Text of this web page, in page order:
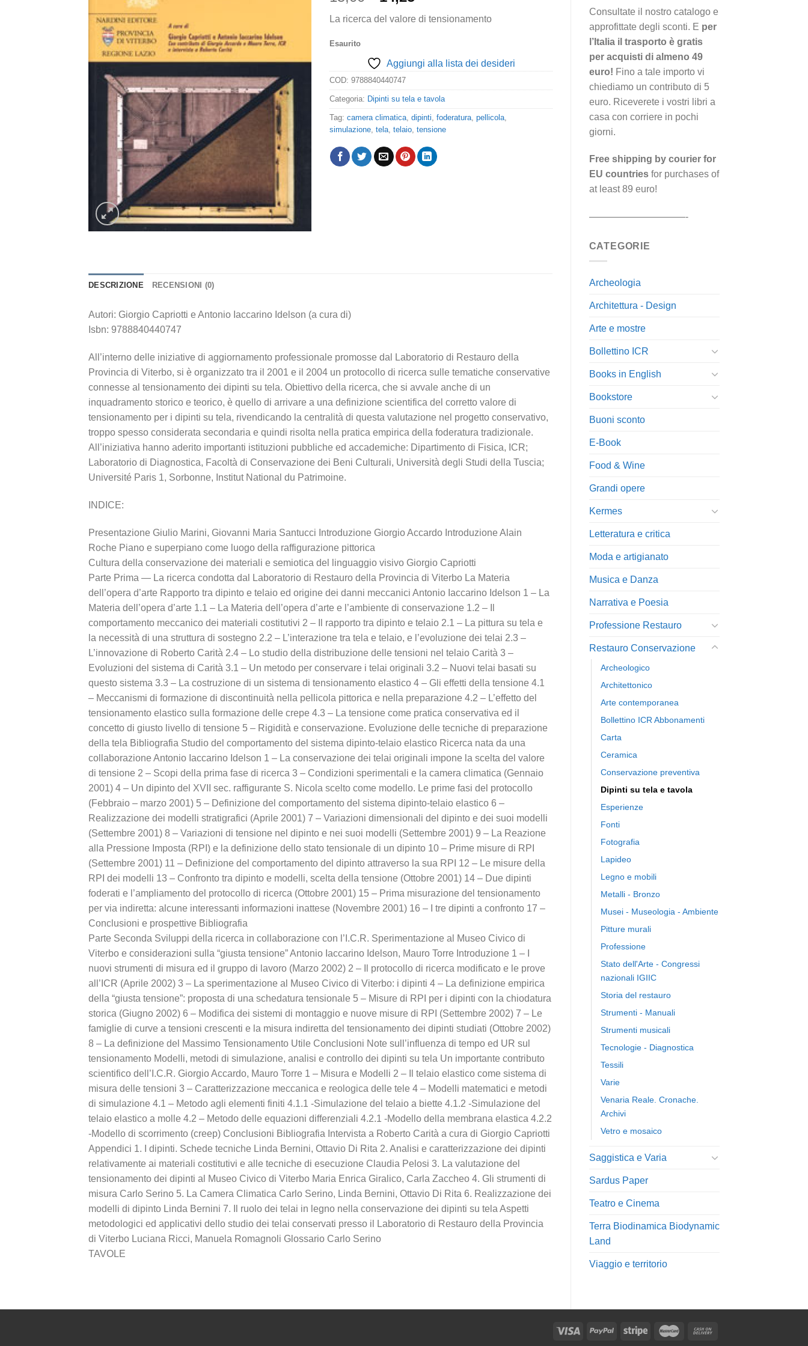
Consultate il nostro catalogo e
approfittate degli sconti. E per
l’Italia il trasporto è gratis
per acquisti di almeno 49
euro! Fino a tale importo vi
chiediamo un contributo di 5
euro. Riceverete i vostri libri a
casa con corriere in pochi
giorni.
Free shipping by courier for
EU countriesfor purchases of
at least 89 euro!
——————————-
CATEGORIE
Archeologia
Architettura - Design
Arte e mostre
Bollettino ICR
Books in English
Bookstore
Buoni sconto
E-Book
Food & Wine
Grandi opere
Kermes
Letteratura e critica
Moda e artigianato
Musica e Danza
Narrativa e Poesia
Professione Restauro
Restauro Conservazione
Archeologico
Architettonico
Arte contemporanea
Bollettino ICR Abbonamenti
Carta
Ceramica
Conservazione preventiva
Dipinti su tela e tavola
Esperienze
Fonti
Fotografia
Lapideo
Legno e mobili
Metalli - Bronzo
Musei - Museologia - Ambiente
Pitture murali
Professione
Stato dell'Arte - Congressi
nazionali IGIIC
Storia del restauro
Strumenti - Manuali
Strumenti musicali
Tecnologie - Diagnostica
Tessili
Varie
Venaria Reale. Cronache.
Archivi
Vetro e mosaico
Saggistica e Varia
Sardus Paper
Teatro e Cinema
Terra Biodinamica Biodynamic
Land
Viaggio e territorio
originale
15,00€.
attuale
La ricerca del valore di tensionamento
Esaurito
Aggiungi alla lista dei desideri
COD: 9788840440747
Categoria: Dipinti su tela e tavola
Tag: camera climatica, dipinti, foderatura, pellicola,
simulazione, tela, telaio, tensione
DESCRIZIONE RECENSIONI (0)
Autori: Giorgio Capriotti e Antonio Iaccarino Idelson (a cura di)
Isbn: 9788840440747
All’interno delle iniziative di aggiornamento professionale promosse dal Laboratorio di Restauro della
Provincia di Viterbo, si è organizzato tra il 2001 e il 2004 un protocollo di ricerca sulle tematiche conservative
connesse al tensionamento dei dipinti su tela. Obiettivo della ricerca, che si avvale anche di un
inquadramento storico e teorico, è quello di arrivare a una definizione scientifica del corretto valore di
tensionamento per i dipinti su tela, rivendicando la centralità di questa valutazione nel progetto conservativo,
troppo spesso considerata secondaria e quindi risolta nella pratica empirica della foderatura tradizionale.
All’iniziativa hanno aderito importanti istituzioni pubbliche ed accademiche: Dipartimento di Fisica, ICR;
Laboratorio di Diagnostica, Facoltà di Conservazione dei Beni Culturali, Università degli Studi della Tuscia;
Université Paris 1, Sorbonne, Institut National du Patrimoine.
INDICE:
Presentazione Giulio Marini, Giovanni Maria Santucci Introduzione Giorgio Accardo Introduzione Alain
Roche Piano e superpiano come luogo della raffigurazione pittorica
Cultura della conservazione dei materiali e semiotica del linguaggio visivo Giorgio Capriotti
Parte Prima — La ricerca condotta dal Laboratorio di Restauro della Provincia di Viterbo La Materia
dell’opera d’arte Rapporto tra dipinto e telaio ed origine dei danni meccanici Antonio Iaccarino Idelson 1 – La
Materia dell’opera d’arte 1.1 – La Materia dell’opera d’arte e l’ambiente di conservazione 1.2 – Il
comportamento meccanico dei materiali costitutivi 2 – Il rapporto tra dipinto e telaio 2.1 – La pittura su tela e
la necessità di una struttura di sostegno 2.2 – L’interazione tra tela e telaio, e l’evoluzione dei telai 2.3 –
L’innovazione di Roberto Carità 2.4 – Lo studio della distribuzione delle tensioni nel telaio Carità 3 –
Evoluzioni del sistema di Carità 3.1 – Un metodo per conservare i telai originali 3.2 – Nuovi telai basati su
questo sistema 3.3 – La costruzione di un sistema di tensionamento elastico 4 – Gli effetti della tensione 4.1
– Meccanismi di formazione di discontinuità nella pellicola pittorica e nella preparazione 4.2 – L’effetto del
tensionamento elastico sulla formazione delle crepe 4.3 – La tensione come pratica conservativa ed il
concetto di giusto livello di tensione 5 – Rigidità e conservazione. Evoluzione delle tecniche di preparazione
della tela Bibliografia Studio del comportamento del sistema dipinto-telaio elastico Ricerca nata da una
collaborazione Antonio Iaccarino Idelson 1 – La conservazione dei telai originali impone la scelta del valore
di tensione 2 – Scopi della prima fase di ricerca 3 – Condizioni sperimentali e la camera climatica (Gennaio
2001) 4 – Un dipinto del XVII sec. raffigurante S. Nicola scelto come modello. Le prime fasi del protocollo
(Febbraio – marzo 2001) 5 – Definizione del comportamento del sistema dipinto-telaio elastico 6 –
Realizzazione dei modelli stratigrafici (Aprile 2001) 7 – Variazioni dimensionali del dipinto e dei suoi modelli
(Settembre 2001) 8 – Variazioni di tensione nel dipinto e nei suoi modelli (Settembre 2001) 9 – La Reazione
alla Pressione Imposta (RPI) e la definizione dello stato tensionale di un dipinto 10 – Prime misure di RPI
(Settembre 2001) 11 – Definizione del comportamento del dipinto attraverso la sua RPI 12 – Le misure della
RPI dei modelli 13 – Confronto tra dipinto e modelli, scelta della tensione (Ottobre 2001) 14 – Due dipinti
foderati e l’ampliamento del protocollo di ricerca (Ottobre 2001) 15 – Prima misurazione del tensionamento
per via indiretta: alcune interessanti informazioni inattese (Novembre 2001) 16 – I tre dipinti a confronto 17 –
Conclusioni e prospettive Bibliografia
Parte Seconda Sviluppi della ricerca in collaborazione con l’I.C.R. Sperimentazione al Museo Civico di
Viterbo e considerazioni sulla “giusta tensione” Antonio Iaccarino Idelson, Mauro Torre Introduzione 1 – I
nuovi strumenti di misura ed il gruppo di lavoro (Marzo 2002) 2 – Il protocollo di ricerca modificato e le prove
all’ICR (Aprile 2002) 3 – La sperimentazione al Museo Civico di Viterbo: i dipinti 4 – La definizione empirica
della “giusta tensione”: proposta di una schedatura tensionale 5 – Misure di RPI per i dipinti con la chiodatura
storica (Giugno 2002) 6 – Modifica dei sistemi di montaggio e nuove misure di RPI (Settembre 2002) 7 – Le
famiglie di curve a tensioni crescenti e la misura indiretta del tensionamento dei dipinti studiati (Ottobre 2002)
8 – La definizione del Massimo Tensionamento Utile Conclusioni Note sull’influenza di tempo ed UR sul
tensionamento Modelli, metodi di simulazione, analisi e controllo dei dipinti su tela Un importante contributo
scientifico dell’I.C.R. Giorgio Accardo, Mauro Torre 1 – Misura e Modelli 2 – Il telaio elastico come sistema di
misura delle tensioni 3 – Caratterizzazione meccanica e reologica delle tele 4 – Modelli matematici e metodi
di simulazione 4.1 – Metodo agli elementi finiti 4.1.1 -Simulazione del telaio a biette 4.1.2 -Simulazione del
telaio elastico a molle 4.2 – Metodo delle equazioni differenziali 4.2.1 -Modello della membrana elastica 4.2.2
-Modello di scorrimento (creep) Conclusioni Bibliografia Intervista a Roberto Carità a cura di Giorgio Capriotti
Appendici 1. I dipinti. Schede tecniche Linda Bernini, Ottavio Di Rita 2. Analisi e caratterizzazione dei dipinti
relativamente ai materiali costitutivi e alle tecniche di esecuzione Claudia Pelosi 3. La valutazione del
tensionamento dei dipinti al Museo Civico di Viterbo Maria Enrica Giralico, Carla Zaccheo 4. Gli strumenti di
misura Carlo Serino 5. La Camera Climatica Carlo Serino, Linda Bernini, Ottavio Di Rita 6. Realizzazione dei
modelli di dipinto Linda Bernini 7. Il ruolo dei telai in legno nella conservazione dei dipinti su tela Aspetti
metodologici ed applicativi dello studio dei telai conservati presso il Laboratorio di Restauro della Provincia
di Viterbo Luciana Ricci, Manuela Romagnoli Glossario Carlo Serino
TAVOLE